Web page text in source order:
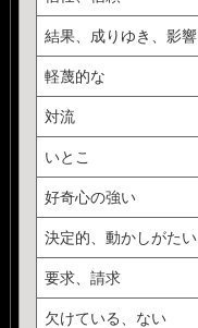
結果、成りゆき、影響
軽蔑的な
対流
いとこ
好奇心の強い
決定的、動かしがたい
要求、請求
欠けている、ない